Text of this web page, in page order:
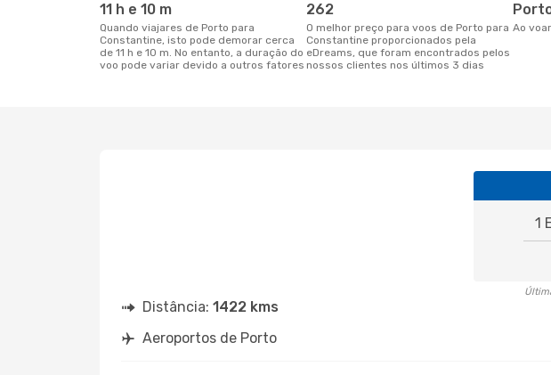
11 h e 10 m
Quando viajares de Porto para
Constantine, isto pode demorar cerca
de 11 h e 10 m. No entanto, a duração do
voo pode variar devido a outros fatores
262
O melhor preço para voos de Porto para
Constantine proporcionados pela
eDreams, que foram encontrados pelos
nossos clientes nos últimos 3 dias
Ao
1
Distância: 1422 kms
Aeroportos de Porto